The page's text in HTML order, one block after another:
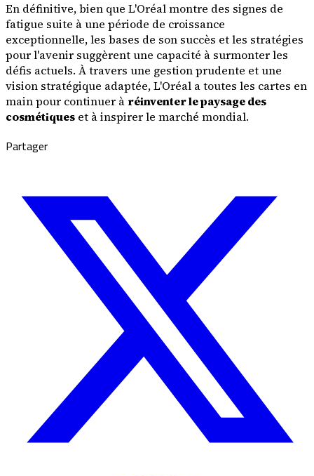
En définitive, bien que L'Oréal montre des signes de
fatigue suite à une période de croissance
exceptionnelle, les bases de son succès et les stratégies
pour l'avenir suggèrent une capacité à surmonter les
défis actuels. À travers une gestion prudente et une
vision stratégique adaptée, L'Oréal a toutes les cartes en
main pour continuer à réinventer le paysage des
cosmétiques et à inspirer le marché mondial.
Partager